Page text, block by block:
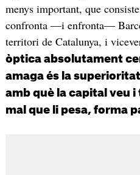
menys important, que
confronta —i enfronta—
territori de Catalunya, i
òptica absolutament
amaga és la
amb què la capital veu
mal que li pesa, forma